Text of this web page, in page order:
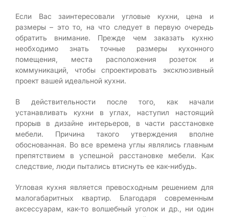
Если Вас заинтересовали угловые кухни, цена и
размеры – это то, на что следует в первую очередь
обратить внимание. Прежде чем заказать кухню
необходимо знать точные размеры кухонного
помещения, места расположения розеток и
коммуникаций, чтобы спроектировать эксклюзивный
проект вашей идеальной кухни.
В действительности после того, как начали
устанавливать кухни в углах, наступил настоящий
прорыв в дизайне интерьеров, в части расстановке
мебели. Причина такого утверждения вполне
обоснованная. Во все времена углы являлись главным
препятствием в успешной расстановке мебели. Как
следствие, люди пытались втиснуть ее как-нибудь.
Угловая кухня является превосходным решением для
малогабаритных квартир. Благодаря современным
аксессуарам, как-то волшебный уголок и др., ни один